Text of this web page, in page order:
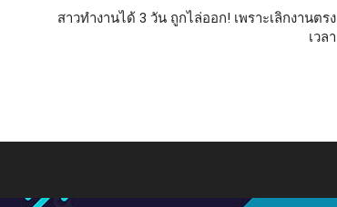
สาวทำงานได้ 3 วัน ถูกไล่ออก! เพราะเลิกงานตรง
เวลา